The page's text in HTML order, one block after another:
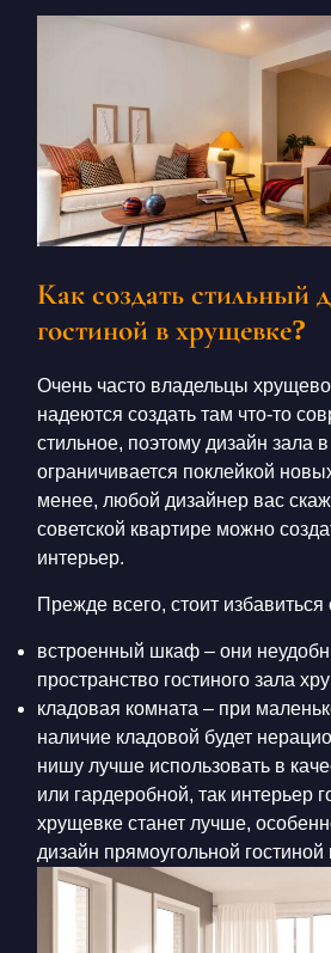
Как создать стильный
гостиной в хрущевке?
Очень часто владельцы
надеются создать там что-то
стильное, поэтому дизайн зала
ограничивается поклейкой
менее, любой дизайнер вас
советской квартире можно
интерьер.
Прежде всего, стоит
встроенный шкаф – они
пространство гостиного зала
кладовая комната – при
наличие кладовой будет
нишу лучше использовать в
или гардеробной, так интерьер
хрущевке станет лучше,
дизайн прямоугольной